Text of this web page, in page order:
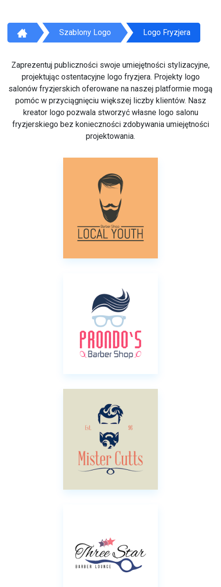
Szablony Logo Logo Fryzjera
Zaprezentuj publiczności swoje umiejętności stylizacyjne,
projektując ostentacyjne logo fryzjera. Projekty logo
salonów fryzjerskich oferowane na naszej platformie mogą
pomóc w przyciągnięciu większej liczby klientów. Nasz
kreator logo pozwala stworzyć własne logo salonu
fryzjerskiego bez konieczności zdobywania umiejętności
projektowania.